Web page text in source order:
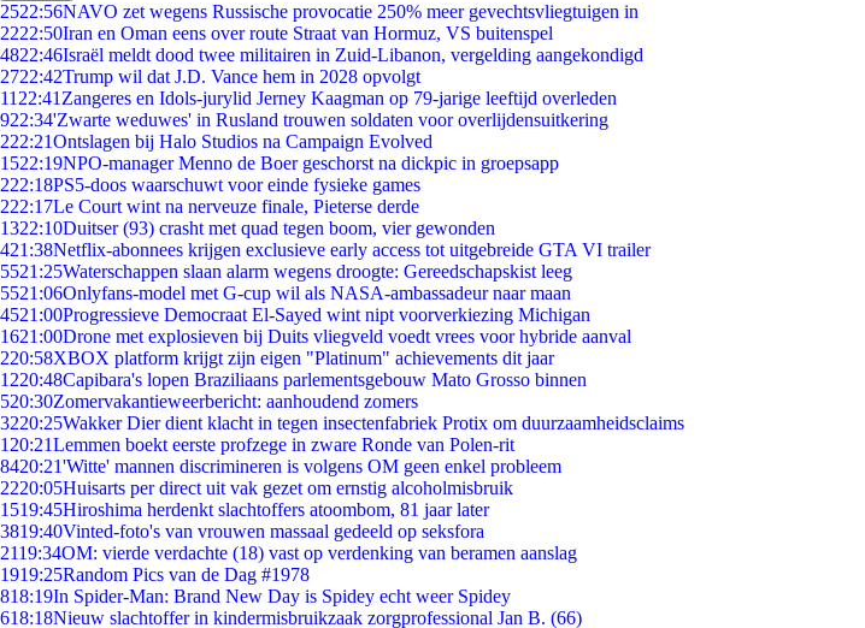
2522:56NAVO zet wegens Russische provocatie 250% meer gevechtsvliegtuigen in
2222:50Iran en Oman eens over route Straat van Hormuz, VS buitenspel
4822:46Israël meldt dood twee militairen in Zuid-Libanon, vergelding aangekondigd
2722:42Trump wil dat J.D. Vance hem in 2028 opvolgt
11 22:41 Zangeres en Idols-jurylid Jerney Kaagman op 79-jarige leeftijd overleden
922:34'Zwarte weduwes' in Rusland trouwen soldaten voor overlijdensuitkering
222:21Ontslagen bij Halo Studios na Campaign Evolved
1522:19NPO-manager Menno de Boer geschorst na dickpic in groepsapp
222:18PS5-doos waarschuwt voor einde fysieke games
222:17Le Court wint na nerveuze finale, Pieterse derde
1322:10Duitser (93) crasht met quad tegen boom, vier gewonden
421:38Netflix-abonnees krijgen exclusieve early access tot uitgebreide GTA VI trailer
5521:25Waterschappen slaan alarm wegens droogte: Gereedschapskist leeg
5521:06Onlyfans-model met G-cup wil als NASA-ambassadeur naar maan
4521:00Progressieve Democraat El-Sayed wint nipt voorverkiezing Michigan
1621:00Drone met explosieven bij Duits vliegveld voedt vrees voor hybride aanval
220:58XBOX platform krijgt zijn eigen "Platinum" achievements dit jaar
1220:48Capibara's lopen Braziliaans parlementsgebouw Mato Grosso binnen
520:30Zomervakantieweerbericht: aanhoudend zomers
3220:25Wakker Dier dient klacht in tegen insectenfabriek Protix om duurzaamheidsclaims
1 20:21Lemmen boekt eerste profzege in zware Ronde van Polen-rit
8420:21'Witte' mannen discrimineren is volgens OM geen enkel probleem
2220:05Huisarts per direct uit vak gezet om ernstig alcoholmisbruik
1519:45Hiroshima herdenkt slachtoffers atoombom, 81 jaar later
3819:40Vinted-foto's van vrouwen massaal gedeeld op seksfora
2119:34OM: vierde verdachte (18) vast op verdenking van beramen aanslag
1919:25Random Pics van de Dag #1978
818:19In Spider-Man: Brand New Day is Spidey echt weer Spidey
618:18Nieuw slachtoffer in kindermisbruikzaak zorgprofessional Jan B. (66)